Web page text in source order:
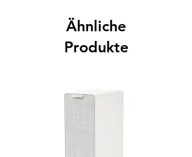
Ähnliche
Produkte